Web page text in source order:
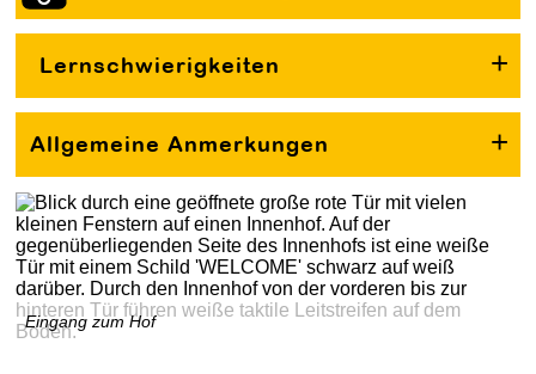
Lernschwierigkeiten
Allgemeine Anmerkungen
Eingang zum Hof